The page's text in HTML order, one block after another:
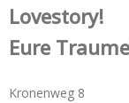
Lovestory!
Eure
Kronenweg 8